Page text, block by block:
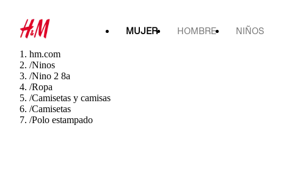
MUJER HOMBRE NIÑOS
hm.com
/Ninos
/Nino 2 8a
/Ropa
/Camisetas y camisas
/Camisetas
/Polo estampado